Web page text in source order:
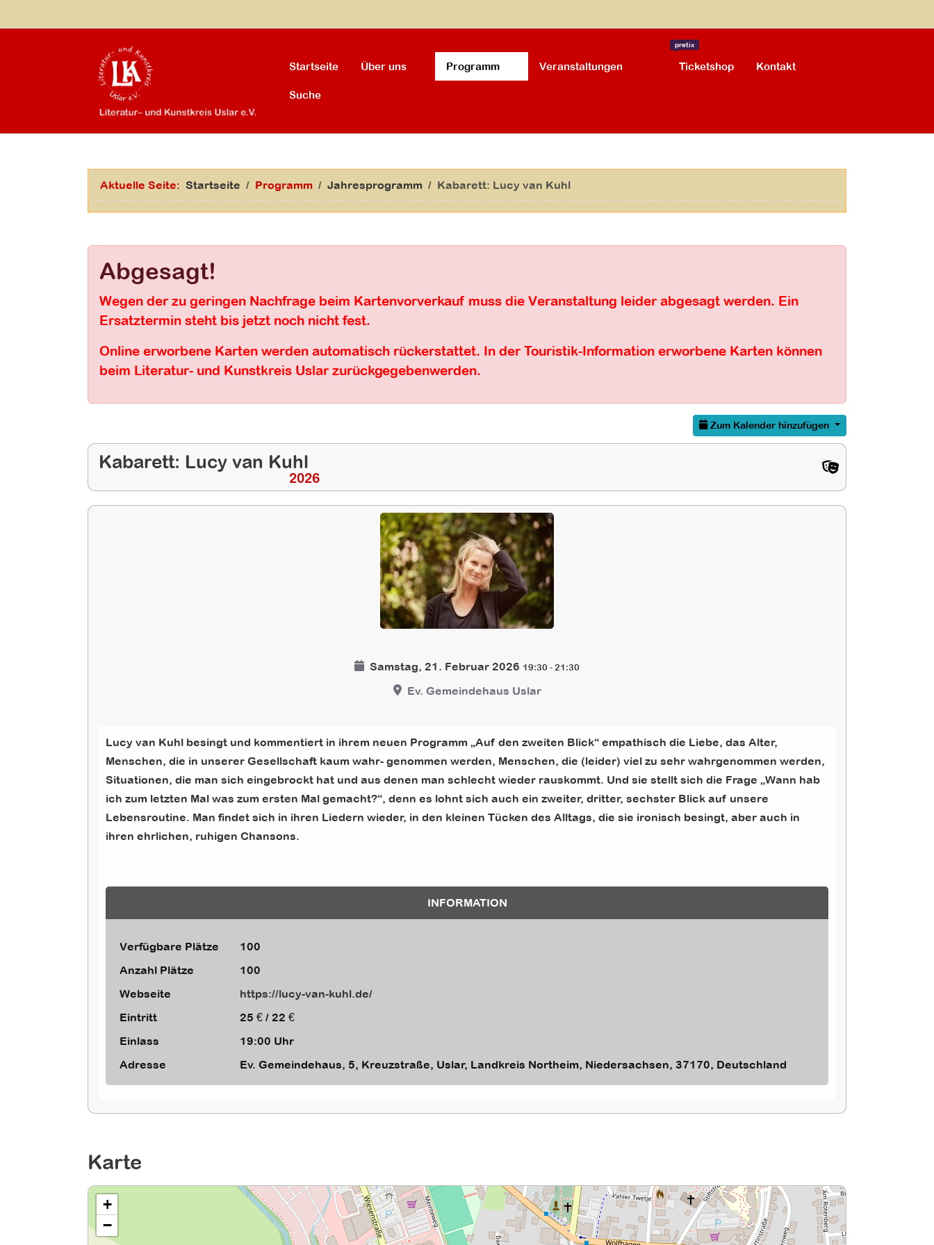
Startseite Über uns Programm Veranstaltungen Ticketshop
pretix
Kontakt
Suche
Aktuelle Seite: Startseite Programm Jahresprogramm Kabarett: Lucy van Kuhl
Abgesagt!
Wegen der zu geringen Nachfrage beim Kartenvorverkauf muss die Veranstaltung leider abgesagt werden. Ein
Ersatztermin steht bis jetzt noch nicht fest.
Online erworbene Karten werden automatisch rückerstattet. In der Touristik-Information erworbene Karten können
beim Literatur- und Kunstkreis Uslar zurückgegebenwerden.
Zum Kalender hinzufügen
Kabarett: Lucy van Kuhl
2026
Samstag, 21. Februar 2026 19:30 - 21:30
Ev. Gemeindehaus Uslar
Lucy van Kuhl besingt und kommentiert in ihrem neuen Programm „Auf den zweiten Blick“ empathisch die Liebe, das Alter,
Menschen, die in unserer Gesellschaft kaum wahr- genommen werden, Menschen, die (leider) viel zu sehr wahrgenommen werden,
Situationen, die man sich eingebrockt hat und aus denen man schlecht wieder rauskommt. Und sie stellt sich die Frage „Wann hab
ich zum letzten Mal was zum ersten Mal gemacht?“, denn es lohnt sich auch ein zweiter, dritter, sechster Blick auf unsere
Lebensroutine. Man findet sich in ihren Liedern wieder, in den kleinen Tücken des Alltags, die sie ironisch besingt, aber auch in
ihren ehrlichen, ruhigen Chansons.
INFORMATION
Verfügbare Plätze
100
Anzahl Plätze
100
Webseite
https://lucy-van-kuhl.de/
Eintritt
25 € / 22 €
Einlass
19:00 Uhr
Adresse
Ev. Gemeindehaus, 5, Kreuzstraße, Uslar, Landkreis Northeim, Niedersachsen, 37170, Deutschland
Karte
+
−